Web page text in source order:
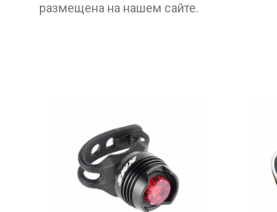
размещена на нашем сайте.